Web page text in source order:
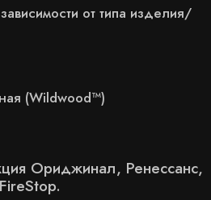
от типа изделия/
(Wildwood™)
Ориджинал, Ренессанс,